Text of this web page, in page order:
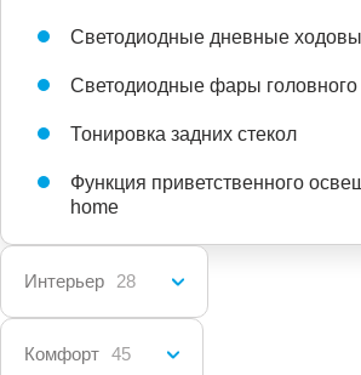
Светодиодные дневные
Светодиодные фары головного
Тонировка задних стекол
Функция приветственного
home
Интерьер 28
Комфорт 45